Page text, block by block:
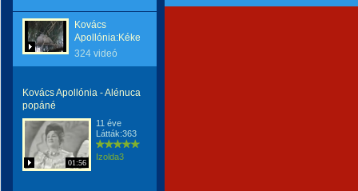
Kovács
Apollónia:Kéket...
324 videó
Kovács Apollónia - Alénuca
popáné
01:56
11 éve
Látták:363
Izolda3